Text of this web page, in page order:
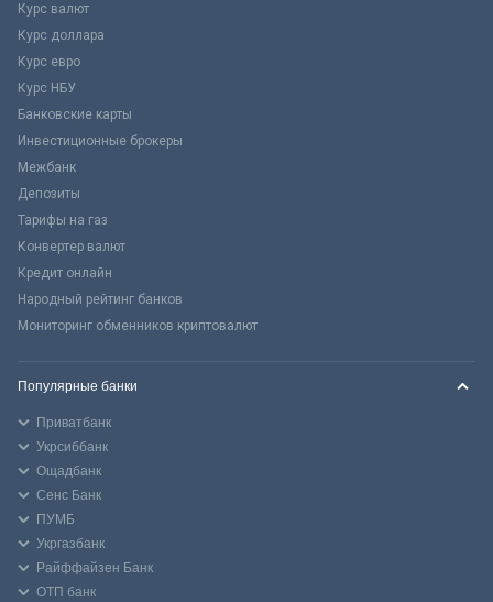
Курс валют
Курс доллара
Курс евро
Курс НБУ
Банковские карты
Инвестиционные брокеры
Межбанк
Депозиты
Тарифы на газ
Конвертер валют
Кредит онлайн
Народный рейтинг банков
Мониторинг обменников криптовалют
Популярные банки
Приватбанк
Укрсиббанк
Ощадбанк
Сенс Банк
ПУМБ
Укргазбанк
Райффайзен Банк
ОТП банк